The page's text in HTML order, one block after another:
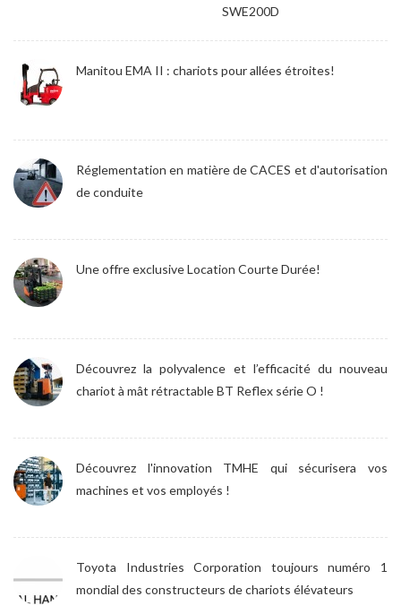
SWE200D
Manitou EMA II : chariots pour allées étroites!
Réglementation en matière de CACES et d'autorisation
de conduite
Une offre exclusive Location Courte Durée!
Découvrez la polyvalence et l’efficacité du nouveau
chariot à mât rétractable BT Reflex série O !
Découvrez l'innovation TMHE qui sécurisera vos
machines et vos employés !
Toyota Industries Corporation toujours numéro 1
mondial des constructeurs de chariots élévateurs